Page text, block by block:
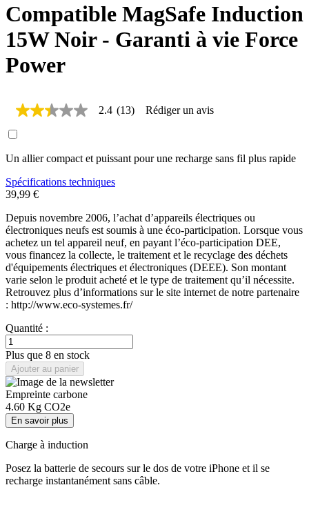
Compatible MagSafe Induction
15W Noir - Garanti à vie Force
Power
2.4
sur
valeur
la
note
moyenne.
Read
13
Reviews.
Lien
sur
la
même
page.
2.4 (13) Rédiger un avis
Un allier compact et puissant pour une recharge sans fil plus rapide
Spécifications techniques
39,99 €
Depuis novembre 2006, l’achat d’appareils électriques ou
électroniques neufs est soumis à une éco-participation. Lorsque vous
achetez un tel appareil neuf, en payant l’éco-participation DEE,
vous financez la collecte, le traitement et le recyclage des déchets
d'équipements électriques et électroniques (DEEE). Son montant
varie selon le produit acheté et le type de traitement qu’il nécessite.
Retrouvez plus d’informations sur le site internet de notre partenaire
: http://www.eco-systemes.fr/
Quantité :
Plus que 8 en stock
Ajouter au panier
Empreinte carbone
4.60 Kg CO2e
En savoir plus
Charge à induction
Posez la batterie de secours sur le dos de votre iPhone et il se
recharge instantanément sans câble.